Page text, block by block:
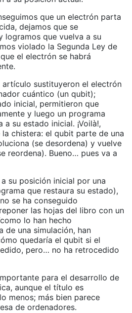
que un electrón parta
dejamos que se
logramos que vuelva a su
violado la Segunda Ley de
el electrón se habrá
artículo sustituyeron el electrón
cuántico (un qubit);
inicial, permitieron que
y luego un programa
su estado inicial. ¡Voilà!,
chistera: el qubit parte de una
(se desordena) y vuelve
reordena). Bueno… pues va a
su posición inicial por una
que restaura su estado),
se ha conseguido
las hojas del libro con un
lo han hecho
de una simulación, han
quedaría el qubit si el
pero… no ha retrocedido
para el desarrollo de
aunque el título es
menos; más bien parece
de ordenadores.